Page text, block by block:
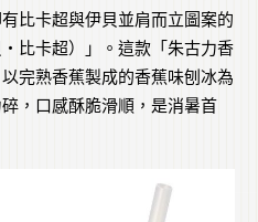
比卡超與伊貝並肩而立圖案的
比卡超）」。這款「朱古力香
完熟香蕉製成的香蕉味刨冰為
，口感酥脆滑順，是消暑首